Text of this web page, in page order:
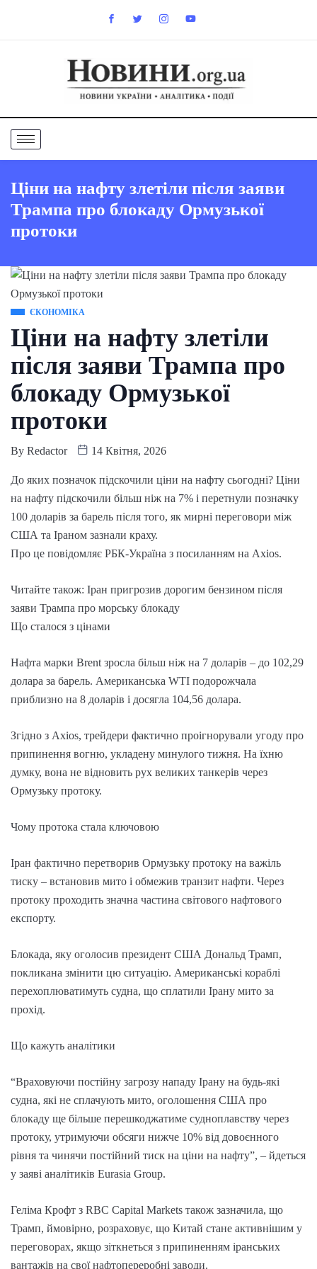
Ціни на нафту злетіли після заяви
Трампа про блокаду Ормузької
протоки
ЄКОНОМІКА
Ціни на нафту злетіли
після заяви Трампа про
блокаду Ормузької
протоки
By Redactor 14 Квітня, 2026
До яких позначок підскочили ціни на нафту сьогодні? Ціни
на нафту підскочили більш ніж на 7% і перетнули позначку
100 доларів за барель після того, як мирні переговори між
США та Іраном зазнали краху.
Про це повідомляє РБК-Україна з посиланням на Axios.
Читайте також: Іран пригрозив дорогим бензином після
заяви Трампа про морську блокаду
Що сталося з цінами
Нафта марки Brent зросла більш ніж на 7 доларів – до 102,29
долара за барель. Американська WTI подорожчала
приблизно на 8 доларів і досягла 104,56 долара.
Згідно з Axios, трейдери фактично проігнорували угоду про
припинення вогню, укладену минулого тижня. На їхню
думку, вона не відновить рух великих танкерів через
Ормузьку протоку.
Чому протока стала ключовою
Іран фактично перетворив Ормузьку протоку на важіль
тиску – встановив мито і обмежив транзит нафти. Через
протоку проходить значна частина світового нафтового
експорту.
Блокада, яку оголосив президент США Дональд Трамп,
покликана змінити цю ситуацію. Американські кораблі
перехоплюватимуть судна, що сплатили Ірану мито за
прохід.
Що кажуть аналітики
“Враховуючи постійну загрозу нападу Ірану на будь-які
судна, які не сплачують мито, оголошення США про
блокаду ще більше перешкоджатиме судноплавству через
протоку, утримуючи обсяги нижче 10% від довоєнного
рівня та чинячи постійний тиск на ціни на нафту”, – йдеться
у заяві аналітиків Eurasia Group.
Геліма Крофт з RBC Capital Markets також зазначила, що
Трамп, ймовірно, розраховує, що Китай стане активнішим у
переговорах, якщо зіткнеться з припиненням іранських
вантажів на свої нафтопереробні заводи.